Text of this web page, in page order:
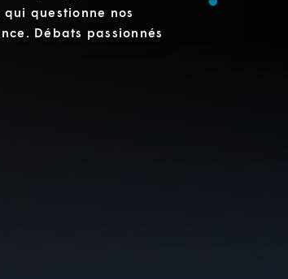
questionne nos
Débats passionnés